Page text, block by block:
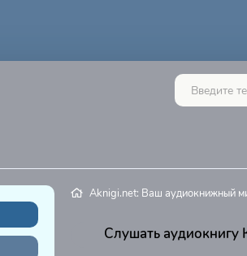
Aknigi.net: Ваш аудиокнижный
Слушать аудиокнигу